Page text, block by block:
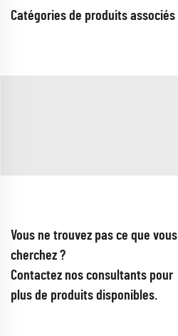
Catégories de produits associés
Vous ne trouvez pas ce que vous
cherchez ?
Contactez nos consultants pour
plus de produits disponibles.